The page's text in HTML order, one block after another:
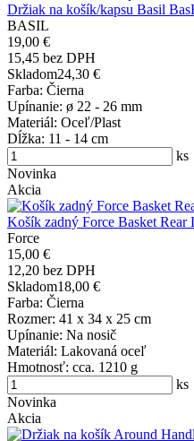
Držiak na košík/kapsu Basil
BASIL
19,00 €
15,45 bez DPH
Skladom24,30 €
Farba: Čierna
Upínanie: ø 22 - 26 mm
Materiál: Oceľ/Plast
Dĺžka: 11 - 14 cm
ks
Novinka
Akcia
Košík zadný Force Basket Rear
Force
15,00 €
12,20 bez DPH
Skladom18,00 €
Farba: Čierna
Rozmer: 41 x 34 x 25 cm
Upínanie: Na nosič
Materiál: Lakovaná oceľ
Hmotnosť: cca. 1210 g
ks
Novinka
Akcia